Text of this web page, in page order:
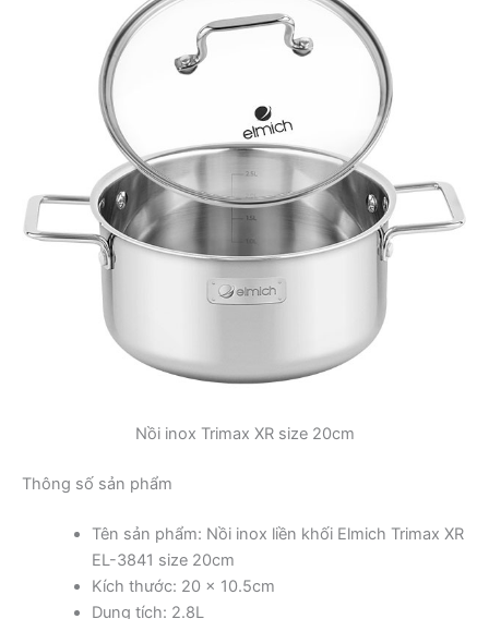
Nồi inox Trimax XR size 20cm
Thông số sản phẩm
Tên sản phẩm: Nồi inox liền khối Elmich Trimax XR
EL-3841 size 20cm
Kích thước: 20 x 10.5cm
Dung tích: 2.8L